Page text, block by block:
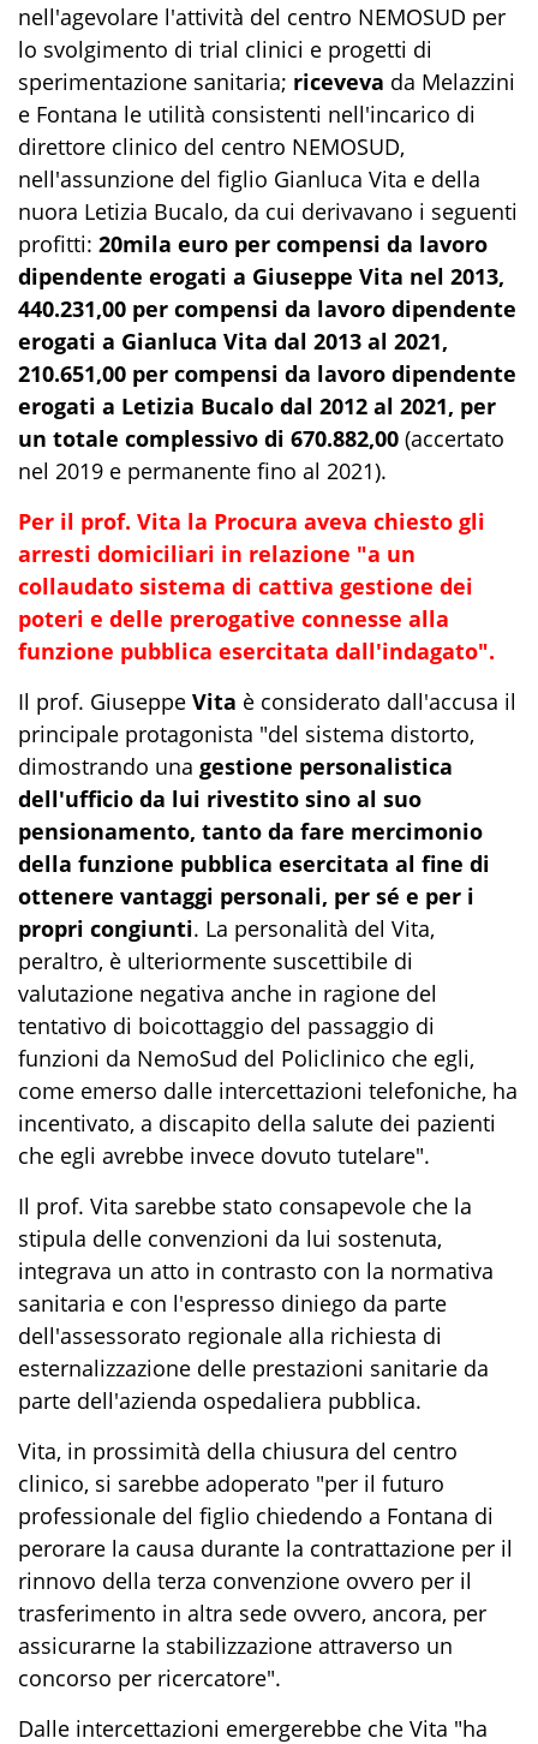
nell'agevolare l'attività del centro NEMOSUD per
lo svolgimento di trial clinici e progetti di
sperimentazione sanitaria; riceveva da Melazzini
e Fontana le utilità consistenti nell'incarico di
direttore clinico del centro NEMOSUD,
nell'assunzione del figlio Gianluca Vita e della
nuora Letizia Bucalo, da cui derivavano i seguenti
profitti: 20mila euro per compensi da lavoro
dipendente erogati a Giuseppe Vita nel 2013,
440.231,00 per compensi da lavoro dipendente
erogati a Gianluca Vita dal 2013 al 2021,
210.651,00 per compensi da lavoro dipendente
erogati a Letizia Bucalo dal 2012 al 2021, per
un totale complessivo di 670.882,00 (accertato
nel 2019 e permanente fino al 2021).
Per il prof. Vita la Procura aveva chiesto gli
arresti domiciliari in relazione "a un
collaudato sistema di cattiva gestione dei
poteri e delle prerogative connesse alla
funzione pubblica esercitata dall'indagato".
Il prof. Giuseppe Vita è considerato dall'accusa il
principale protagonista "del sistema distorto,
dimostrando una gestione personalistica
dell'ufficio da lui rivestito sino al suo
pensionamento, tanto da fare mercimonio
della funzione pubblica esercitata al fine di
ottenere vantaggi personali, per sé e per i
propri congiunti. La personalità del Vita,
peraltro, è ulteriormente suscettibile di
valutazione negativa anche in ragione del
tentativo di boicottaggio del passaggio di
funzioni da NemoSud del Policlinico che egli,
come emerso dalle intercettazioni telefoniche, ha
incentivato, a discapito della salute dei pazienti
che egli avrebbe invece dovuto tutelare".
Il prof. Vita sarebbe stato consapevole che la
stipula delle convenzioni da lui sostenuta,
integrava un atto in contrasto con la normativa
sanitaria e con l'espresso diniego da parte
dell'assessorato regionale alla richiesta di
esternalizzazione delle prestazioni sanitarie da
parte dell'azienda ospedaliera pubblica.
Vita, in prossimità della chiusura del centro
clinico, si sarebbe adoperato "per il futuro
professionale del figlio chiedendo a Fontana di
perorare la causa durante la contrattazione per il
rinnovo della terza convenzione ovvero per il
trasferimento in altra sede ovvero, ancora, per
assicurarne la stabilizzazione attraverso un
concorso per ricercatore".
Dalle intercettazioni emergerebbe che Vita "ha